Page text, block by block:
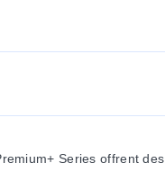
Series offrent